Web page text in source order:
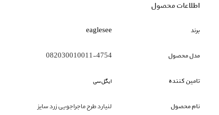
اطلاعات محصول
برند eaglesee
مدل محصول 082030010011-4754
تامین کننده ایگِل‌سی
نام محصول
لنیارد طرح ماجراجویی زرد سایز